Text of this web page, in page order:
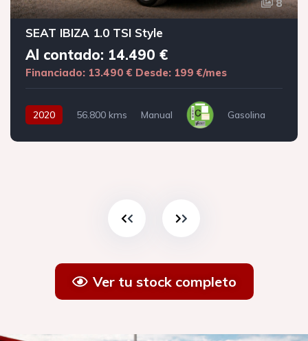
8
SEAT IBIZA 1.0 TSI Style
Al contado: 14.490 €
Financiado: 13.490 € Desde: 199 €/mes
2020 56.800 kms Manual Gasolina
Ver tu stock completo